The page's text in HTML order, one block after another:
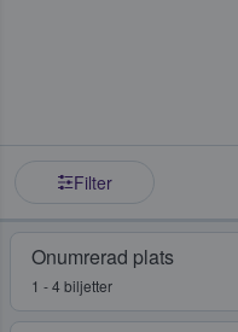
Filter
Onumrerad plats
1 - 4 biljetter